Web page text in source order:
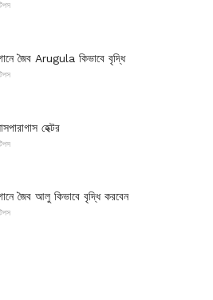
জৈব Arugula কিভাবে বৃদ্ধি
হেক্টর
জৈব আলু কিভাবে বৃদ্ধি করবেন